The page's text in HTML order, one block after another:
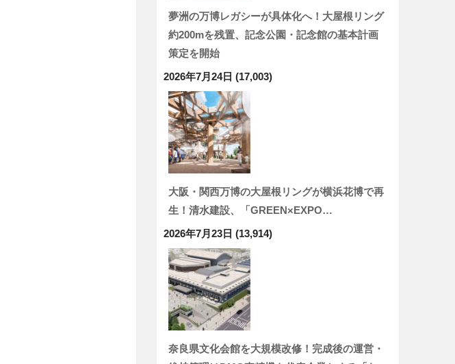
夢洲の万博レガシーが具体化へ！大屋根リング
約200mを残置、記念公園・記念館の基本計画
策定を開始
2026年7月24日 (17,003)
大阪・関西万博の大屋根リングが横浜花博で再
生！清水建設、「GREEN×EXPO…
2026年7月23日 (13,914)
奈良県文化会館を大規模改修！完成後の運営・